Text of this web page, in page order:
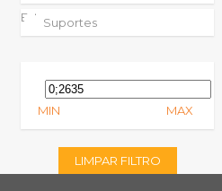
ExternasSuportes
MIN MAX
LIMPAR FILTRO